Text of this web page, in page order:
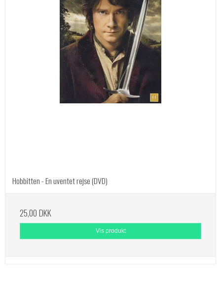
Hobbitten - En uventet rejse (DVD)
25,00 DKK
Vis produkt